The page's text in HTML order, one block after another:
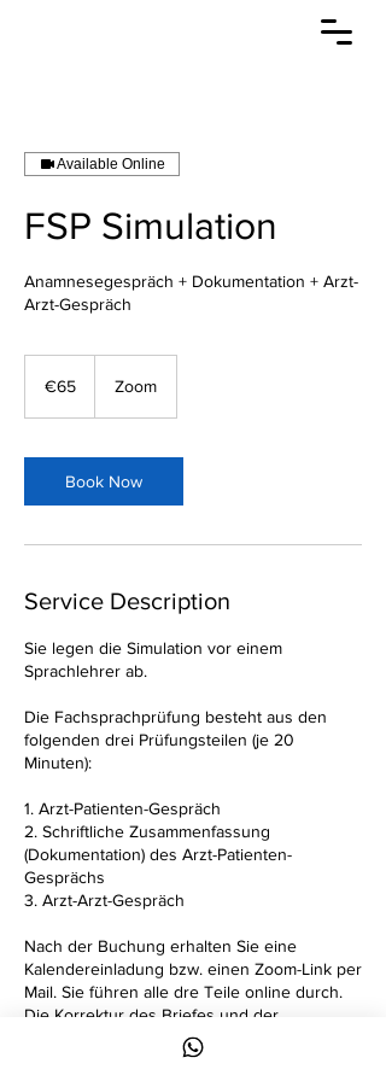
Available Online
FSP Simulation
Anamnesegespräch + Dokumentation + Arzt-
Arzt-Gespräch
€65 Zoom
Book Now
Service Description
Sie legen die Simulation vor einem
Sprachlehrer ab.
Die Fachsprachprüfung besteht aus den
folgenden drei Prüfungsteilen (je 20
Minuten):
1. Arzt-Patienten-Gespräch
2. Schriftliche Zusammenfassung
(Dokumentation) des Arzt-Patienten-
Gesprächs
3. Arzt-Arzt-Gespräch
Nach der Buchung erhalten Sie eine
Kalendereinladung bzw. einen Zoom-Link per
Mail. Sie führen alle dre Teile online durch.
Die Korrektur des Briefes und der
Sprachfehler erfolgt nach der Simulation und